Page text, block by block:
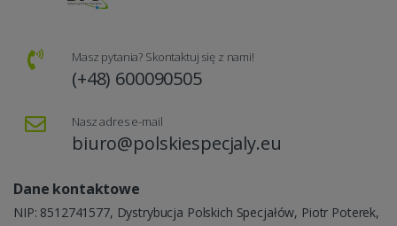
Masz pytania? Skontaktuj się z nami!
(+48) 600090505
Nasz adres e-mail
biuro@polskiespecjaly.eu
Dane kontaktowe
NIP: 8512741577, Dystrybucja Polskich Specjałów, Piotr Poterek,